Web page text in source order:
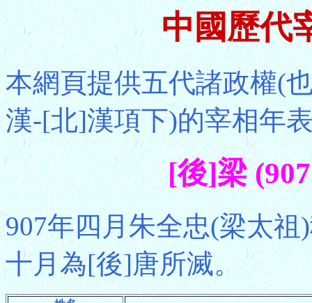
中國歷代
本網頁提供五代諸政權(
漢-[北]漢項下)的宰相年
[後]梁
907年四月朱全忠(梁太
十月為[後]唐所滅。